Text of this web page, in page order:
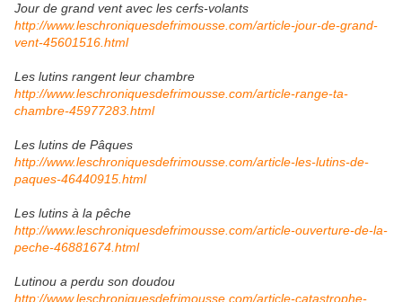
Jour de grand vent avec les cerfs-volants
http://www.leschroniquesdefrimousse.com/article-jour-de-grand-
vent-45601516.html
Les lutins rangent leur chambre
http://www.leschroniquesdefrimousse.com/article-range-ta-
chambre-45977283.html
Les lutins de Pâques
http://www.leschroniquesdefrimousse.com/article-les-lutins-de-
paques-46440915.html
Les lutins à la pêche
http://www.leschroniquesdefrimousse.com/article-ouverture-de-la-
peche-46881674.html
Lutinou a perdu son doudou
http://www.leschroniquesdefrimousse.com/article-catastrophe-